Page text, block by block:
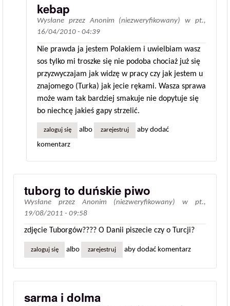
kebap
Wysłane przezAnonim (niezweryfikowany) wpt.,
16/04/2010 - 04:39
Nie prawda ja jestem Polakiem i uwielbiam wasz
sos tylko mi troszke się nie podoba chociaż już się
przyzwyczajam jak widzę w pracy czy jak jestem u
znajomego (Turka) jak jecie rękami. Wasza sprawa
może wam tak bardziej smakuje nie dopytuje się
bo niechcę jakieś gapy strzelić.
zaloguj się albo zarejestruj
aby dodać
komentarz
tuborg to duńskie piwo
Wysłane przezAnonim (niezweryfikowany) wpt.,
19/08/2011 - 09:58
zdjęcie Tuborgów???? O Danii piszecie czy o Turcji?
zaloguj się albo zarejestruj aby dodać komentarz
sarma i dolma